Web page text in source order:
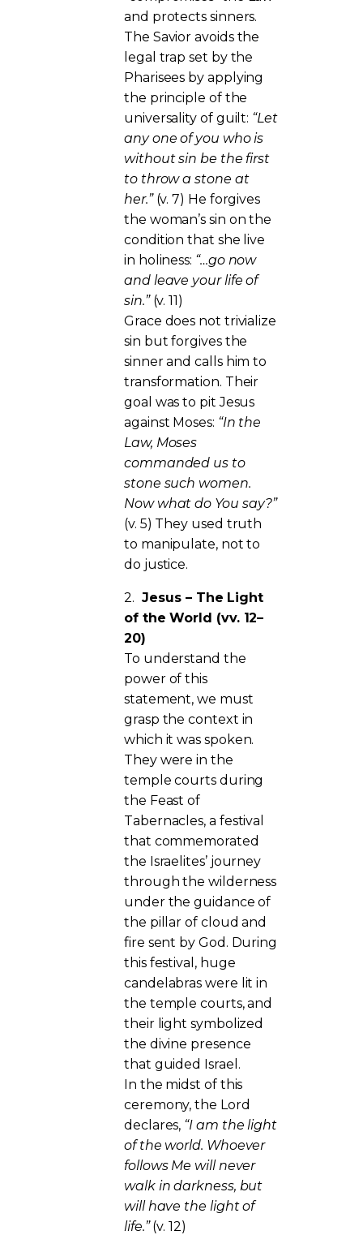
and protects sinners.
The Savior avoids the
legal trap set by the
Pharisees by applying
the principle of the
universality of guilt: “Let
any one of you who is
without sin be the first
to throw a stone at
her.”(v. 7) He forgives
the woman’s sin on the
condition that she live
in holiness: “…go now
and leave your life of
sin.”(v. 11)
Grace does not trivialize
sin but forgives the
sinner and calls him to
transformation. Their
goal was to pit Jesus
against Moses: “In the
Law, Moses
commanded us to
stone such women.
Now what do You say?”
(v. 5) They used truth
to manipulate, not to
do justice.
2. Jesus – The Light
of the World (vv. 12–
20)
To understand the
power of this
statement, we must
grasp the context in
which it was spoken.
They were in the
temple courts during
the Feast of
Tabernacles, a festival
that commemorated
the Israelites’ journey
through the wilderness
under the guidance of
the pillar of cloud and
fire sent by God. During
this festival, huge
candelabras were lit in
the temple courts, and
their light symbolized
the divine presence
that guided Israel.
In the midst of this
ceremony, the Lord
declares, “I am the light
of the world. Whoever
follows Me will never
walk in darkness, but
will have the light of
life.”(v. 12)